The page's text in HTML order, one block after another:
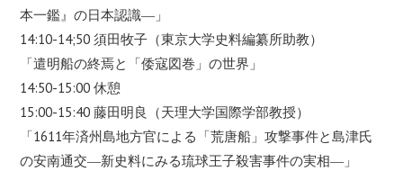
本一鑑』の日本認識―」
14:10-14;50 須田牧子（東京大学史料編纂所助教）
「遣明船の終焉と「倭寇図巻」の世界」
14:50-15:00 休憩
15:00-15:40 藤田明良（天理大学国際学部教授）
「1611年済州島地方官による「荒唐船」攻撃事件と島津氏
の安南通交―新史料にみる琉球王子殺害事件の実相―」